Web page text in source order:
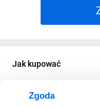
Zgoda
Jak kupować
O firmie